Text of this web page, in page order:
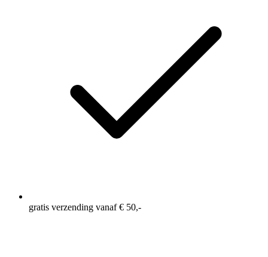
gratis verzending vanaf € 50,-